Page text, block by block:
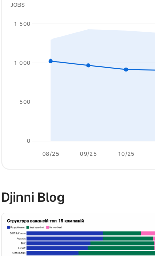
08/25 09/25 10/25
0
500
1 000
1 500
JOBS
Djinni Blog